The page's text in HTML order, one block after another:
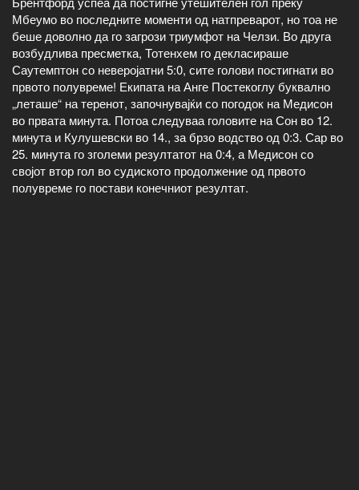
Мбеумо во последните моменти од натпреварот, но тоа не
беше доволно да го загрози триумфот на Челзи. Во друга
возбудлива пресметка, Тотенхем го декласираше
Саутемптон со неверојатни 5:0, сите голови постигнати во
првото полувреме! Екипата на Анге Постекоглу буквално
„леташе“ на теренот, започнувајќи со погодок на Медисон
во првата минута. Потоа следуваа головите на Сон во 12.
минута и Кулушевски во 14., за брзо водство од 0:3. Сар во
25. минута го зголеми резултатот на 0:4, а Медисон со
својот втор гол во судиското продолжение од првото
полувреме го постави конечниот резултат.